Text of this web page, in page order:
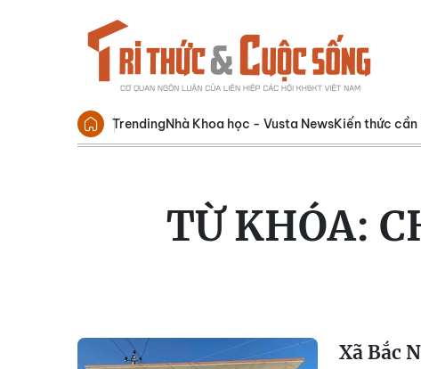
TrendingNhà Khoa học - Vusta NewsKiến thức
TỪ KHÓA:
Xã Bắc